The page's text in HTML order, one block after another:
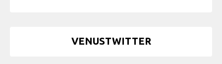
VENUSTWITTER